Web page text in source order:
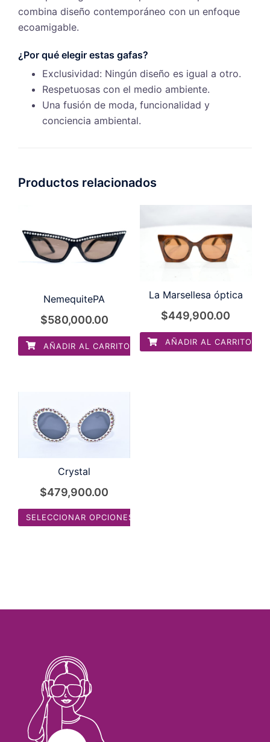
combina diseño contemporáneo con un enfoque
ecoamigable.
¿Por qué elegir estas gafas?
Exclusividad: Ningún diseño es igual a otro.
Respetuosas con el medio ambiente.
Una fusión de moda, funcionalidad y
conciencia ambiental.
Productos relacionados
NemequitePA
$580,000.00
AÑADIR AL CARRITO
La Marsellesa óptica
$449,900.00
AÑADIR AL CARRITO
Crystal
$479,900.00
SELECCIONAR OPCIONES